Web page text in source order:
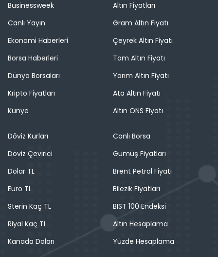
Businessweek
Canlı Yayın
Ekonomi Haberleri
Borsa Haberleri
Dünya Borsaları
Kripto Fiyatları
Künye
Altın Fiyatları
Gram Altın Fiyatı
Çeyrek Altın Fiyatı
Tam Altın Fiyatı
Yarım Altın Fiyatı
Ata Altın Fiyatı
Altın ONS Fiyatı
Döviz Kurları
Döviz Çevirici
Dolar TL
Euro TL
Sterin Kaç TL
Riyal Kaç TL
Kanada Doları
Canlı Borsa
Gümüş Fiyatları
Brent Petrol Fiyatı
Bilezik Fiyatları
BIST 100 Endeksi
Altın Hesaplama
Yüzde Hesaplama